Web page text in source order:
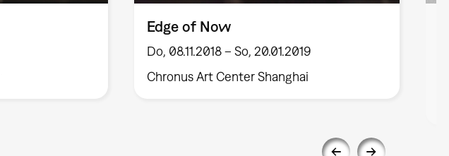
Edge of Now
Do, 08.11.2018 – So, 20.01.2019
Chronus Art Center Shanghai